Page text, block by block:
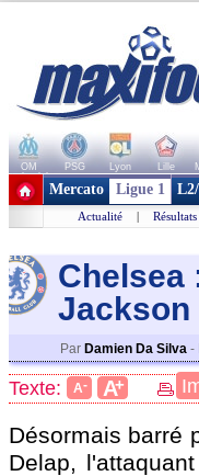
OM PSG Lyon Lille
+ de clubs
Mercato Ligue 1
Actualité |
Chelsea
Jackson
Par Damien Da Silva -
Texte: A- A+
Désormais barré
Delap,